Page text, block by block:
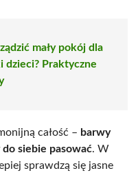
mały pokój dla
dzieci? Praktyczne
całość – barwy
siebie pasować. W
sprawdzą się jasne